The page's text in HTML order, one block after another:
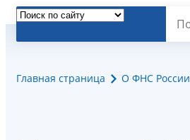
Главная страница О ФНС России